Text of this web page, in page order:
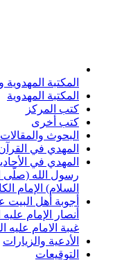
المكتبة المهدوية
المكتبة المهدوية
كتب المركز
كتب أخرى
البحوث والمقالات
المهدي في
المهدي في
رسول الله (صلّى
السلام) الإمام
أجوبة أهل البيت
أنصار الإمام
غيبة الامام عليه
الأدعية والزيارات
التوقيعات